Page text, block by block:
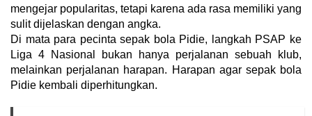
mengejar popularitas, tetapi karena ada rasa memiliki yang
sulit dijelaskan dengan angka.
Di mata para pecinta sepak bola Pidie, langkah PSAP ke
Liga 4 Nasional bukan hanya perjalanan sebuah klub,
melainkan perjalanan harapan. Harapan agar sepak bola
Pidie kembali diperhitungkan.